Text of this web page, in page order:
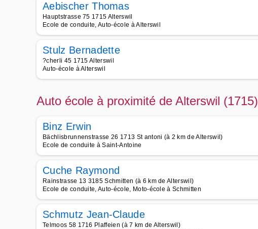
Aebischer Thomas
Hauptstrasse 75 1715 Alterswil
Ecole de conduite, Auto-école à Alterswil
Stulz Bernadette
?cherli 45 1715 Alterswil
Auto-école à Alterswil
Auto école à proximité de Alterswil (1715)
Binz Erwin
Bächlisbrunnenstrasse 26 1713 St antoni (à 2 km de Alterswil)
Ecole de conduite à Saint-Antoine
Cuche Raymond
Rainstrasse 13 3185 Schmitten (à 6 km de Alterswil)
Ecole de conduite, Auto-école, Moto-école à Schmitten
Schmutz Jean-Claude
Telmoos 58 1716 Plaffeien (à 7 km de Alterswil)